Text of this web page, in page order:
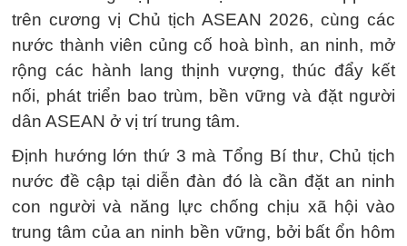
trên cương vị Chủ tịch ASEAN 2026, cùng các
nước thành viên củng cố hoà bình, an ninh, mở
rộng các hành lang thịnh vượng, thúc đẩy kết
nối, phát triển bao trùm, bền vững và đặt người
dân ASEAN ở vị trí trung tâm.
Định hướng lớn thứ 3 mà Tổng Bí thư, Chủ tịch
nước đề cập tại diễn đàn đó là cần đặt an ninh
con người và năng lực chống chịu xã hội vào
trung tâm của an ninh bền vững, bởi bất ổn hôm